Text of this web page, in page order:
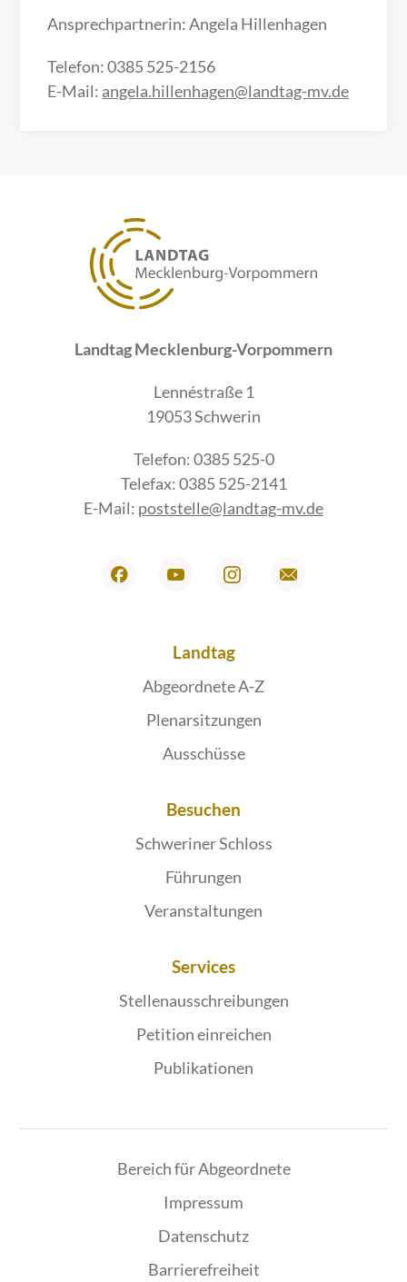
Ansprechpartnerin: Angela Hillenhagen
Telefon: 0385 525-2156
E-Mail: angela.hillenhagen@landtag-mv.de
Landtag Mecklenburg-Vorpommern
Lennéstraße 1
19053 Schwerin
Telefon: 0385 525-0
Telefax: 0385 525-2141
E-Mail: poststelle@landtag-mv.de
Landtag
Abgeordnete A-Z
Plenarsitzungen
Ausschüsse
Besuchen
Schweriner Schloss
Führungen
Veranstaltungen
Services
Stellenausschreibungen
Petition einreichen
Publikationen
Bereich für Abgeordnete
Impressum
Datenschutz
Barrierefreiheit